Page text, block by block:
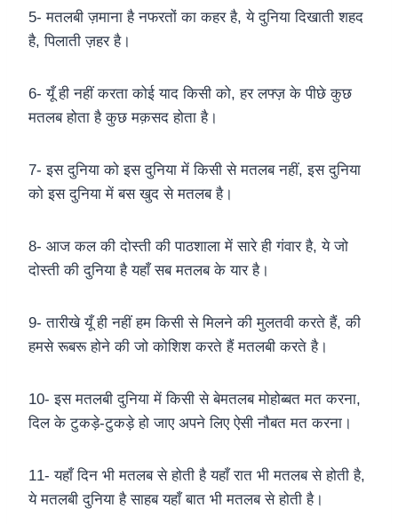
5- मतलबी ज़माना है नफरतों का कहर है, ये दुनिया दिखाती शहद
है, पिलाती ज़हर है।
6- यूँ ही नहीं करता कोई याद किसी को, हर लफ्ज़ के पीछे कुछ
मतलब होता है कुछ मक़सद होता है।
7- इस दुनिया को इस दुनिया में किसी से मतलब नहीं, इस दुनिया
को इस दुनिया में बस खुद से मतलब है।
8- आज कल की दोस्ती की पाठशाला में सारे ही गंवार है, ये जो
दोस्ती की दुनिया है यहाँ सब मतलब के यार है।
9- तारीखे यूँ ही नहीं हम किसी से मिलने की मुलतवी करते हैं, की
हमसे रूबरू होने की जो कोशिश करते हैं मतलबी करते है।
10- इस मतलबी दुनिया में किसी से बेमतलब मोहोब्बत मत करना,
दिल के टुकड़े-टुकड़े हो जाए अपने लिए ऐसी नौबत मत करना।
11- यहाँ दिन भी मतलब से होती है यहाँ रात भी मतलब से होती है,
ये मतलबी दुनिया है साहब यहाँ बात भी मतलब से होती है।